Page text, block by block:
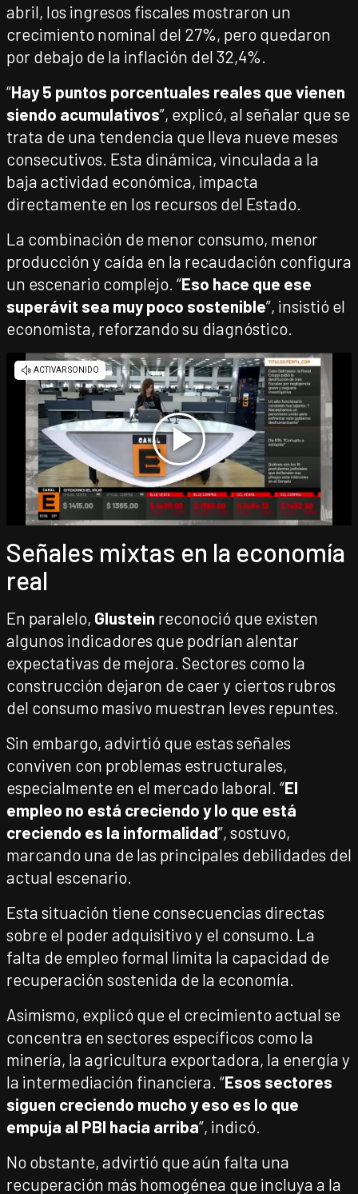
abril, los ingresos fiscales mostraron un
crecimiento nominal del 27%, pero quedaron
por debajo de la inflación del 32,4%.
“Hay 5 puntos porcentuales reales que vienen
siendo acumulativos”, explicó, al señalar que se
trata de una tendencia que lleva nueve meses
consecutivos. Esta dinámica, vinculada a la
baja actividad económica, impacta
directamente en los recursos del Estado.
La combinación de menor consumo, menor
producción y caída en la recaudación configura
un escenario complejo. “Eso hace que ese
superávit sea muy poco sostenible”, insistió el
economista, reforzando su diagnóstico.
Señales mixtas en la economía
real
En paralelo, Glustein reconoció que existen
algunos indicadores que podrían alentar
expectativas de mejora. Sectores como la
construcción dejaron de caer y ciertos rubros
del consumo masivo muestran leves repuntes.
Sin embargo, advirtió que estas señales
conviven con problemas estructurales,
especialmente en el mercado laboral. “El
empleo no está creciendo y lo que está
creciendo es la informalidad”, sostuvo,
marcando una de las principales debilidades del
actual escenario.
Esta situación tiene consecuencias directas
sobre el poder adquisitivo y el consumo. La
falta de empleo formal limita la capacidad de
recuperación sostenida de la economía.
Asimismo, explicó que el crecimiento actual se
concentra en sectores específicos como la
minería, la agricultura exportadora, la energía y
la intermediación financiera. “Esos sectores
siguen creciendo mucho y eso es lo que
empuja al PBI hacia arriba”, indicó.
No obstante, advirtió que aún falta una
recuperación más homogénea que incluya a la